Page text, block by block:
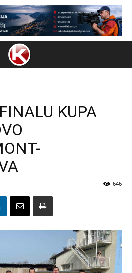
KUPA
646